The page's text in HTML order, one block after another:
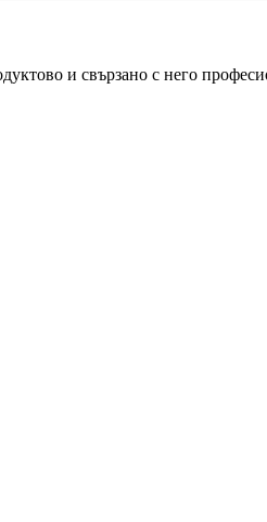
и свързано с него